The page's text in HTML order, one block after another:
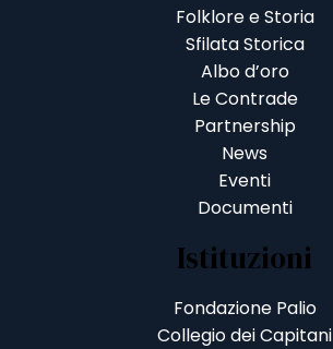
Folklore e Storia
Sfilata Storica
Albo d’oro
Le Contrade
Partnership
News
Eventi
Documenti
Istituzioni
Fondazione Palio
Collegio dei Capitani